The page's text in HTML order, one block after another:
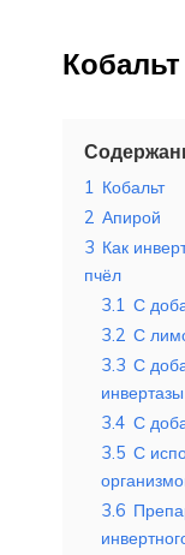
Кобальт
1 Кобальт
2 Апирой
3 Как
пчёл
3.1 С
3.2 С
3.3 С
инвертазы
3.4 С
3.5 С
3.6